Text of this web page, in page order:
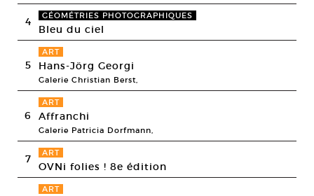
4 GÉOMÉTRIES PHOTOGRAPHIQUES
Bleu du ciel
5
ART
Hans-Jörg Georgi
Galerie Christian Berst,
6
ART
Affranchi
Galerie Patricia Dorfmann,
7 ART
OVNi folies ! 8e édition
ART